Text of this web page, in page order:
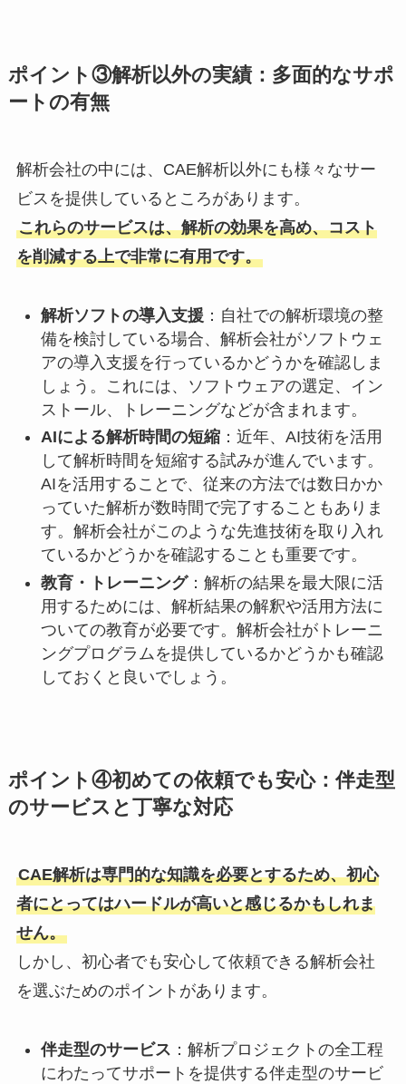
ポイント③解析以外の実績：多面的なサポ
ートの有無
解析会社の中には、CAE解析以外にも様々なサー
ビスを提供しているところがあります。
これらのサービスは、解析の効果を高め、コスト
を削減する上で非常に有用です。
解析ソフトの導入支援 ：自社での解析環境の整
備を検討している場合、解析会社がソフトウェ
アの導入支援を行っているかどうかを確認しま
しょう。これには、ソフトウェアの選定、イン
ストール、トレーニングなどが含まれます。
AIによる解析時間の短縮：近年、AI技術を活用
して解析時間を短縮する試みが進んでいます。
AIを活用することで、従来の方法では数日かか
っていた解析が数時間で完了することもありま
す。解析会社がこのような先進技術を取り入れ
ているかどうかを確認することも重要です。
教育・トレーニング：解析の結果を最大限に活
用するためには、解析結果の解釈や活用方法に
ついての教育が必要です。解析会社がトレーニ
ングプログラムを提供しているかどうかも確認
しておくと良いでしょう。
ポイント④初めての依頼でも安心：伴走型
のサービスと丁寧な対応
CAE解析は専門的な知識を必要とするため、初心
者にとってはハードルが高いと感じるかもしれま
せん。
しかし、初心者でも安心して依頼できる解析会社
を選ぶためのポイントがあります。
伴走型のサービス ：解析プロジェクトの全工程
にわたってサポートを提供する伴走型のサービ